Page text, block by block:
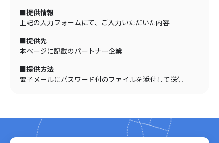
■提供情報
上記の入力フォームにて、ご入力いただいた内容
■提供先
本ページに記載のパートナー企業
■提供方法
電子メールにパスワード付のファイルを添付して送信